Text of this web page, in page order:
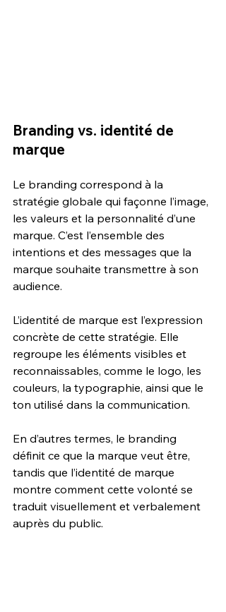
Branding vs. identité de
marque
Le branding correspond à la
stratégie globale qui façonne l’image,
les valeurs et la personnalité d’une
marque. C’est l’ensemble des
intentions et des messages que la
marque souhaite transmettre à son
audience.
L’identité de marque est l’expression
concrète de cette stratégie. Elle
regroupe les éléments visibles et
reconnaissables, comme le logo, les
couleurs, la typographie, ainsi que le
ton utilisé dans la communication.
En d’autres termes, le branding
définit ce que la marque veut être,
tandis que l’identité de marque
montre comment cette volonté se
traduit visuellement et verbalement
auprès du public.